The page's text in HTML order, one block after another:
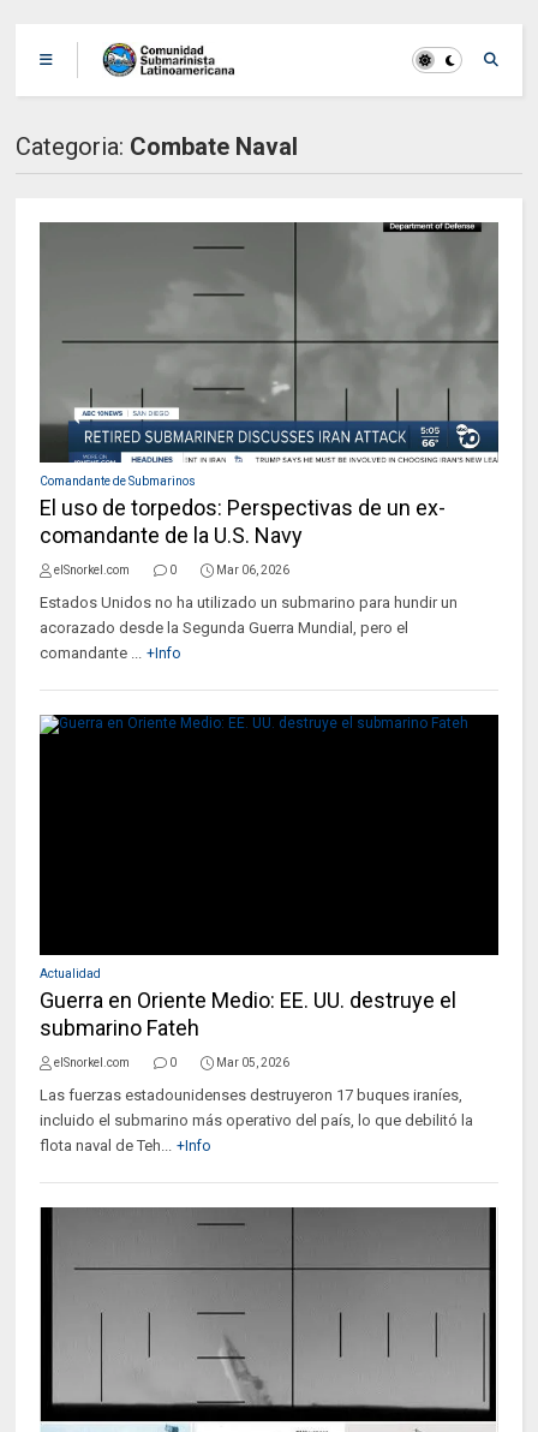
Categoria: Combate Naval
Comandante de Submarinos
El uso de torpedos: Perspectivas de un ex-
comandante de la U.S. Navy
elSnorkel.com 0 Mar 06, 2026
Estados Unidos no ha utilizado un submarino para hundir un
acorazado desde la Segunda Guerra Mundial, pero el
comandante ... +Info
Actualidad
Guerra en Oriente Medio: EE. UU. destruye el
submarino Fateh
elSnorkel.com 0 Mar 05, 2026
Las fuerzas estadounidenses destruyeron 17 buques iraníes,
incluido el submarino más operativo del país, lo que debilitó la
flota naval de Teh... +Info